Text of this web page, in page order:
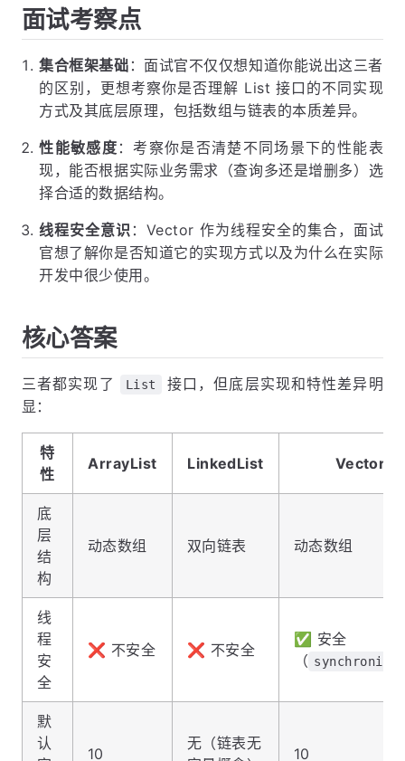
面试考察点
集合框架基础 ：面试官不仅仅想知道你能说出这三者
的区别，更想考察你是否理解 List 接口的不同实现
方式及其底层原理，包括数组与链表的本质差异。
性能敏感度 ：考察你是否清楚不同场景下的性能表
现，能否根据实际业务需求（查询多还是增删多）选
择合适的数据结构。
线程安全意识 ：Vector 作为线程安全的集合，面试
官想了解你是否知道它的实现方式以及为什么在实际
开发中很少使用。
核心答案
三者都实现了 List
接口，但底层实现和特性差异明
显：
特
性
ArrayList LinkedList Vector
底
层
结
构
动态数组 双向链表 动态数组
线
程
安
全
❌ 不安全 ❌ 不安全
✅ 安全
（
默
认
10
无（链表无
10